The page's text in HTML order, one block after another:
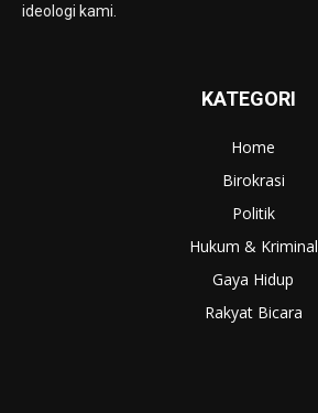
ideologi kami.
KATEGORI
Home
Birokrasi
Politik
Hukum & Kriminal
Gaya Hidup
Rakyat Bicara